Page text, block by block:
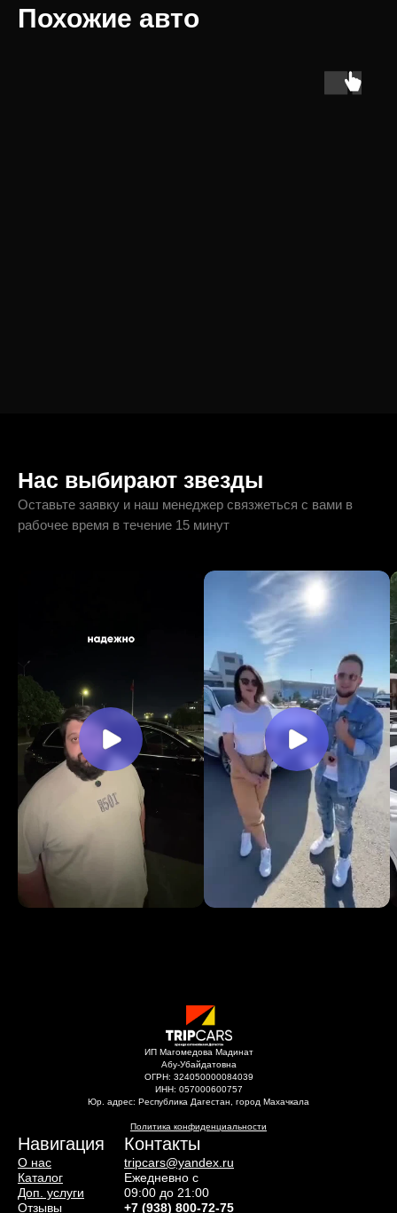
Похожие авто
Нас выбирают звезды
Оставьте заявку и наш менеджер связжеться с вами в
рабочее время в течение 15 минут
ИП Магомедова Мадинат
Абу-Убайдатовна
ОГРН: 324050000084039
ИНН: 057000600757
Юр. адрес: Республика Дагестан, город Махачкала
Политика конфиденциальности
Навигация
О нас
Каталог
Доп. услуги
Отзывы
Контакты
tripcars@yandex.ru
Ежедневно с
09:00 до 21:00
+7 (938) 800-72-75